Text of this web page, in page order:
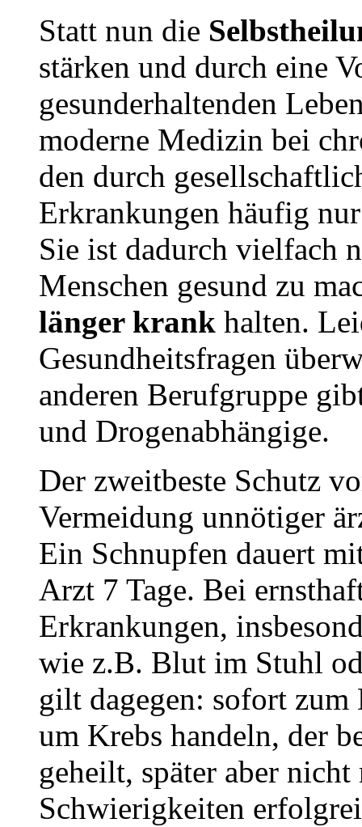
Statt nun die
stärken und durch eine
gesunderhaltenden
moderne Medizin bei
den durch
Erkrankungen häufig
Sie ist dadurch vielfach
Menschen gesund zu
länger krank halten.
Gesundheitsfragen
anderen Berufgruppe
und Drogenabhängige.
Der zweitbeste Schutz
Vermeidung unnötiger
Ein Schnupfen dauert
Arzt 7 Tage. Bei
Erkrankungen,
wie z.B. Blut im Stuhl
gilt dagegen: sofort zum
um Krebs handeln, der
geheilt, später aber
Schwierigkeiten